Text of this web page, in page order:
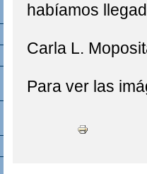
habíamos
Carla L.
Para ver las